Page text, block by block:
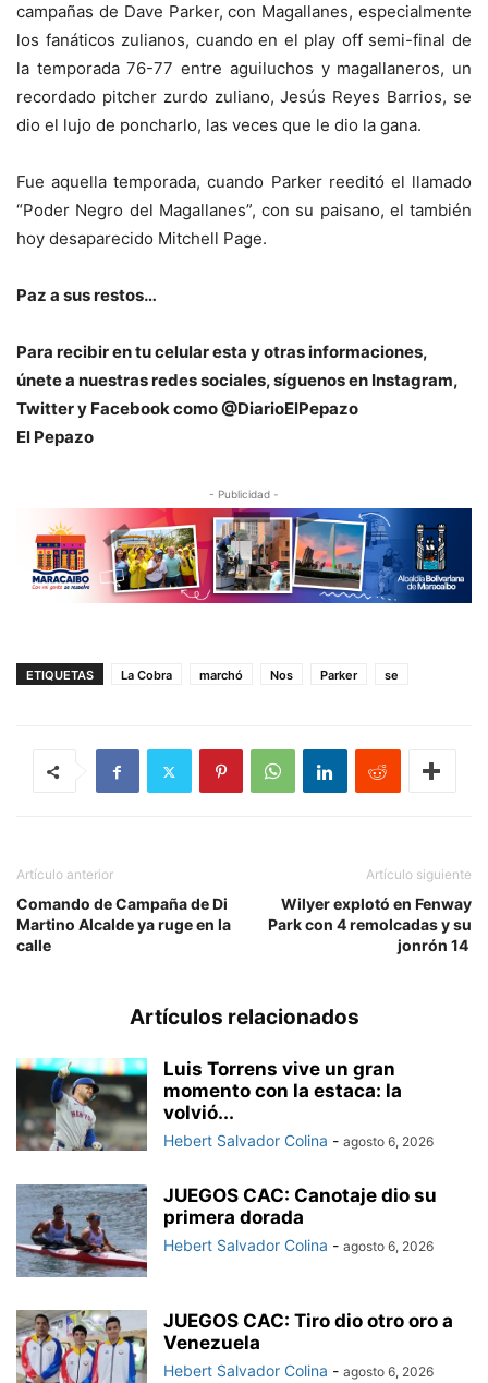
campañas de Dave Parker, con Magallanes, especialmente
los fanáticos zulianos, cuando en el play off semi-final de
la temporada 76-77 entre aguiluchos y magallaneros, un
recordado pitcher zurdo zuliano, Jesús Reyes Barrios, se
dio el lujo de poncharlo, las veces que le dio la gana.
Fue aquella temporada, cuando Parker reeditó el llamado
“Poder Negro del Magallanes”, con su paisano, el también
hoy desaparecido Mitchell Page.
Paz a sus restos…
Para recibir en tu celular esta y otras informaciones,
únete a nuestras redes sociales, síguenos en Instagram,
Twitter y Facebook como @DiarioElPepazo
El Pepazo
- Publicidad -
ETIQUETAS La Cobra marchó Nos Parker se
Artículo anterior
Comando de Campaña de Di
Martino Alcalde ya ruge en la
calle
Artículo siguiente
Wilyer explotó en Fenway
Park con 4 remolcadas y su
jonrón 14
Artículos relacionados
Luis Torrens vive un gran
momento con la estaca: la
volvió...
Hebert Salvador Colina - agosto 6, 2026
JUEGOS CAC: Canotaje dio su
primera dorada
Hebert Salvador Colina - agosto 6, 2026
JUEGOS CAC: Tiro dio otro oro a
Venezuela
Hebert Salvador Colina - agosto 6, 2026